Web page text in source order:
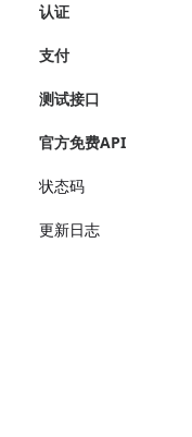
认证
支付
测试接口
官方免费API
状态码
更新日志